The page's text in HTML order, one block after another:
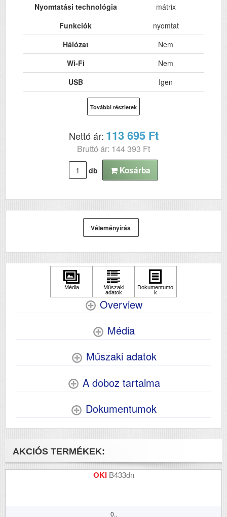
Nyomtatási technológia
mátrix
Funkciók
nyomtat
Hálózat
Nem
Wi-Fi
Nem
USB
Igen
Kétoldalas, duplex
nyomtatás
lapolvasó)
DADF (automatikus
kétoldalas lapolvasás)
Mátrix sebesség
(karakter/mp)
Szkennelés
Nem
Tömeg (kg)
Méretek (ma x szé x mé
384‎ x 280 x 203
További részletek
Nettó ár: 113 695 Ft
Bruttó ár: 144 393 Ft
db Kosárba
Véleményírás
Overview
Média
Műszaki adatok
A doboz tartalma
Dokumentumok
AKCIÓS TERMÉKEK:
OKI B433dn
0..